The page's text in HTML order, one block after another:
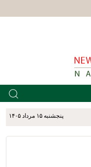
پنجشنبه ۱۵ مرداد ۱۴۰۵